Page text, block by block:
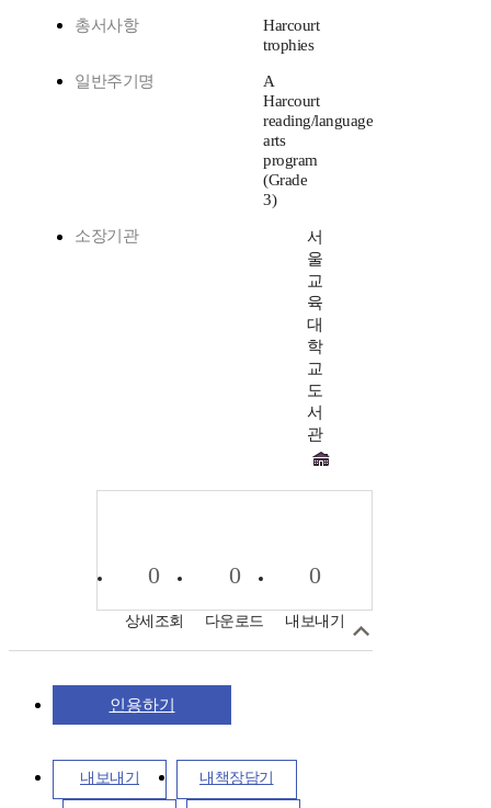
총서사항
Harcourt
trophies
일반주기명
A
Harcourt
reading/language
arts
program
(Grade
3)
소장기관
서
울
교
육
대
학
교
도
서
관
0
상세조회
0
다운로드
0
내보내기
인용하기
내보내기 내책장담기